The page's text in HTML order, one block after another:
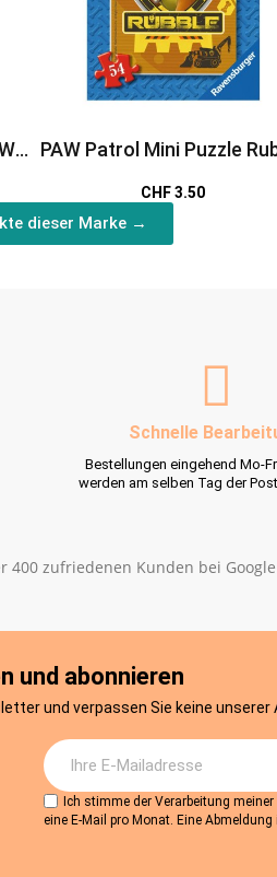
PAW Patrol Mini Puzzle
CHF 3.50
dieser Marke →
Schnelle
Bestellungen eingehend Mo-
werden am selben Tag der
400 zufriedenen Kunden bei Google
und abonnieren
und verpassen Sie keine unserer
Ich stimme der Verarbeitung
eine E-Mail pro Monat. Eine